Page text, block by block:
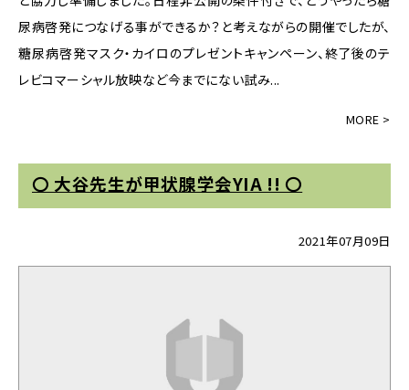
尿病啓発につなげる事ができるか？と考えながらの開催でしたが、
糖尿病啓発マスク・カイロのプレゼントキャンペーン、終了後のテ
レビコマーシャル放映など今までにない試み...
〇 大谷先生が甲状腺学会YIA !! 〇
2021年07月09日